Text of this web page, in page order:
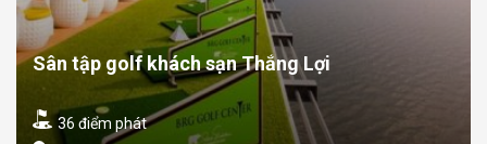
Sân tập golf khách sạn Thắng Lợi
36 điểm phát